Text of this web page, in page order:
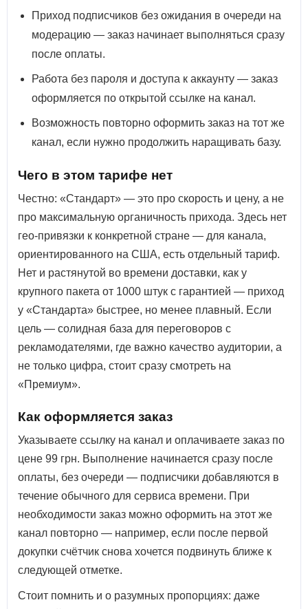
Приход подписчиков без ожидания в очереди на
модерацию — заказ начинает выполняться сразу
после оплаты.
Работа без пароля и доступа к аккаунту — заказ
оформляется по открытой ссылке на канал.
Возможность повторно оформить заказ на тот же
канал, если нужно продолжить наращивать базу.
Чего в этом тарифе нет
Честно: «Стандарт» — это про скорость и цену, а не
про максимальную органичность прихода. Здесь нет
гео-привязки к конкретной стране — для канала,
ориентированного на США, есть отдельный тариф.
Нет и растянутой во времени доставки, как у
крупного пакета от 1000 штук с гарантией — приход
у «Стандарта» быстрее, но менее плавный. Если
цель — солидная база для переговоров с
рекламодателями, где важно качество аудитории, а
не только цифра, стоит сразу смотреть на
«Премиум».
Как оформляется заказ
Указываете ссылку на канал и оплачиваете заказ по
цене 99 грн. Выполнение начинается сразу после
оплаты, без очереди — подписчики добавляются в
течение обычного для сервиса времени. При
необходимости заказ можно оформить на этот же
канал повторно — например, если после первой
докупки счётчик снова хочется подвинуть ближе к
следующей отметке.
Стоит помнить и о разумных пропорциях: даже